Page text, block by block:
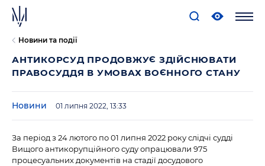
Новини та події
АНТИКОРСУД ПРОДОВЖУЄ ЗДІЙСНЮВАТИ
ПРАВОСУДДЯ В УМОВАХ ВОЄННОГО СТАНУ
Новини 01 липня 2022, 13:33
За період з 24 лютого по 01 липня 2022 року слідчі судді
Вищого антикорупційного суду опрацювали 975
процесуальних документів на стадії досудового